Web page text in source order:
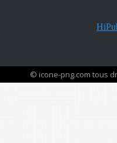
© icone-png.com tous